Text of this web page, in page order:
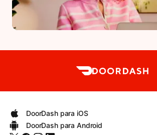
DoorDash para iOS
DoorDash para Android